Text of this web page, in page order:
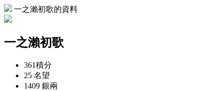
一之瀨初歌的資料
一之瀨初歌
361積分
25 名望
1409 銀兩